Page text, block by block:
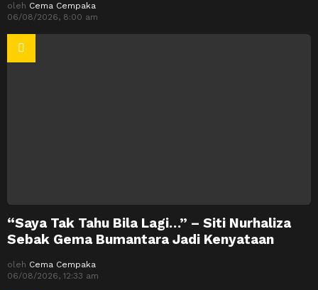
oleh Cema Cempaka
06/08/2026, 8:00 am
“Saya Tak Tahu Bila Lagi…” – Siti Nurhaliza
Sebak Gema Bumantara Jadi Kenyataan
oleh Cema Cempaka
06/08/2026, 12:33 am